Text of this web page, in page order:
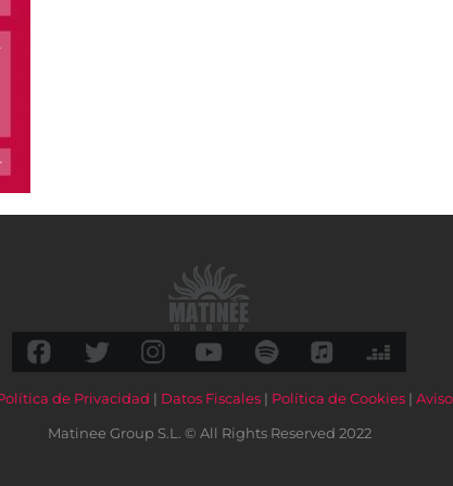
de Privacidad | Datos Fiscales| Política de Cookies|
Matinee Group S.L. © All Rights Reserved 2022